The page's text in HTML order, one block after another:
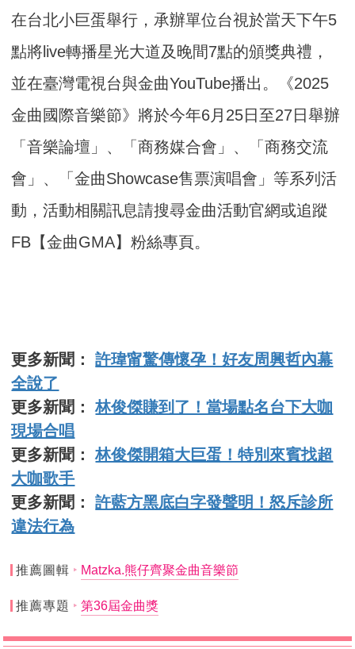
在台北小巨蛋舉行，承辦單位台視於當天下午5
點將live轉播星光大道及晚間7點的頒獎典禮，
並在臺灣電視台與金曲YouTube播出。《2025
金曲國際音樂節》將於今年6月25日至27日舉辦
「音樂論壇」、「商務媒合會」、「商務交流
會」、「金曲Showcase售票演唱會」等系列活
動，活動相關訊息請搜尋金曲活動官網或追蹤
FB【金曲GMA】粉絲專頁。
更多新聞：許瑋甯驚傳懷孕！好友周興哲內幕
全說了
更多新聞：林俊傑賺到了！當場點名台下大咖
現場合唱
更多新聞：林俊傑開箱大巨蛋！特別來賓找超
大咖歌手
更多新聞：許藍方黑底白字發聲明！怒斥診所
違法行為
推薦圖輯 Matzka.熊仔齊聚金曲音樂節
推薦專題 第36屆金曲獎